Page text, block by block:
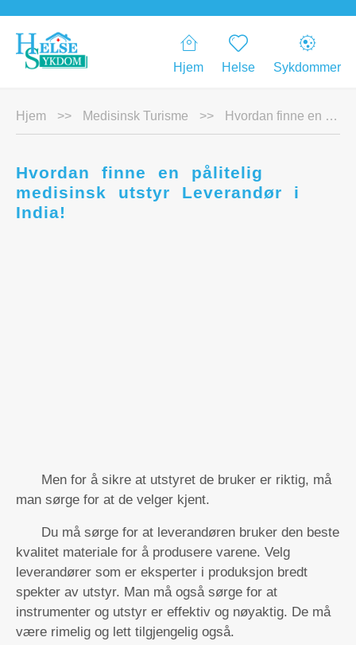
Hjem Helse Sykdommer
Hjem >> Medisinsk Turisme >> Hvordan finne en pålitelig medisinsk utstyr Leverandør i India!
Hvordan finne en pålitelig
medisinsk utstyr Leverandør i
India!
Men for å sikre at utstyret de bruker er riktig, må
man sørge for at de velger kjent.
Du må sørge for at leverandøren bruker den beste
kvalitet materiale for å produsere varene. Velg
leverandører som er eksperter i produksjon bredt
spekter av utstyr. Man må også sørge for at
instrumenter og utstyr er effektiv og nøyaktig. De må
være rimelig og lett tilgjengelig også.